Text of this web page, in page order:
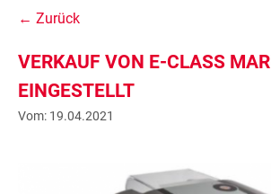
← Zurück
VERKAUF VON E-CLASS
EINGESTELLT
Vom: 19.04.2021